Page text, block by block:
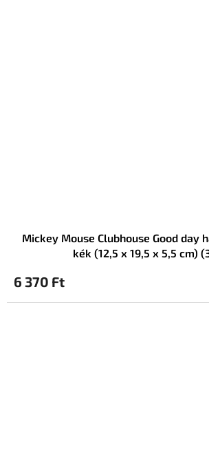
Mickey Mouse Clubhouse Good day
kék (12,5 x 19,5 x 5,5 cm)
6 370 Ft